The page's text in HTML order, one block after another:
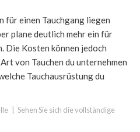
für einen Tauchgang liegen
plane deutlich mehr ein für
Die Kosten können jedoch
von Tauchen du unternehmen
Tauchausrüstung du
Sehen Sie sich die vollständige